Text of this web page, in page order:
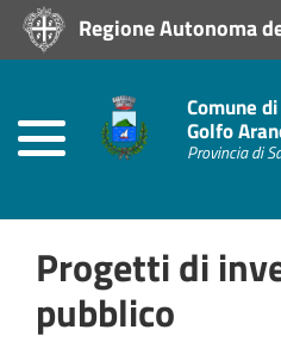
Regione Autonoma
Comune di
Golfo
Provincia di
Home
Prevenzione
alla
Corruzione
Amministrazione
Trasparente
Progetti di
pubblico